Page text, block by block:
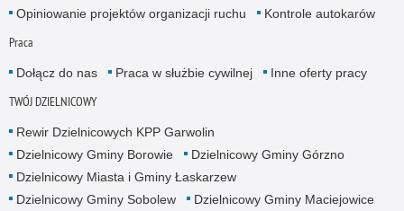
Opiniowanie projektów organizacji ruchu
Kontrole autokarów
Praca
Dołącz do nas Praca w służbie cywilnej Inne oferty pracy
TWÓJ DZIELNICOWY
Rewir Dzielnicowych KPP Garwolin
Dzielnicowy Gminy Borowie
Dzielnicowy Gminy Górzno
Dzielnicowy Miasta i Gminy Łaskarzew
Dzielnicowy Gminy Sobolew
Dzielnicowy Gminy Maciejowice